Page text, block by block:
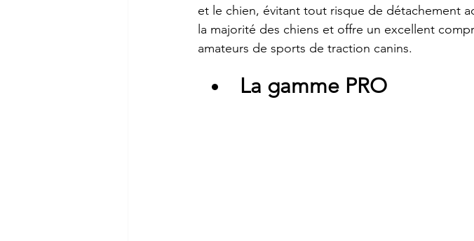
et le chien, évitant tout risque de détachement
la majorité des chiens et offre un excellent
amateurs de sports de traction canins.
La gamme PRO